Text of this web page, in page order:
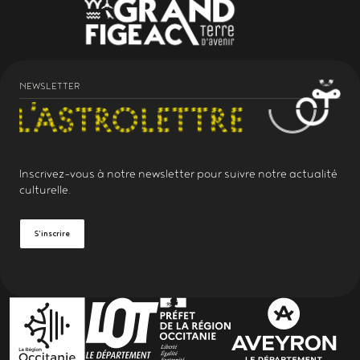
NEWSLETTER
Inscrivez-vous à notre newsletter pour suivre notre actualité
culturelle.
S'inscrire
PARTENAIRES